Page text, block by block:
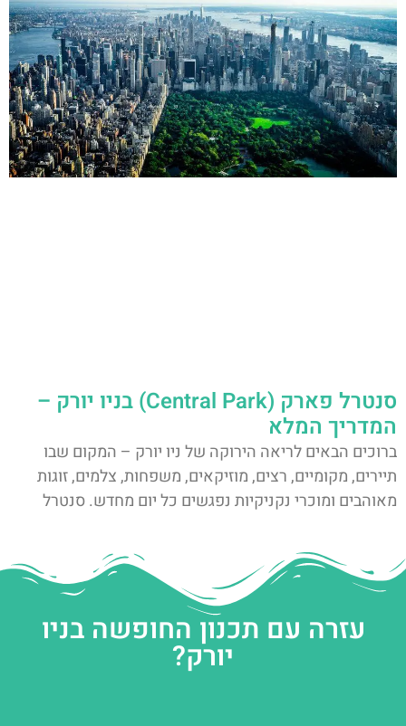
סנטרל פארק (Central Park) בניו יורק –
המדריך המלא
ברוכים הבאים לריאה הירוקה של ניו יורק – המקום שבו
תיירים, מקומיים, רצים, מוזיקאים, משפחות, צלמים, זוגות
מאוהבים ומוכרי נקניקיות נפגשים כל יום מחדש. סנטרל
עזרה עם תכנון החופשה בניו
יורק?